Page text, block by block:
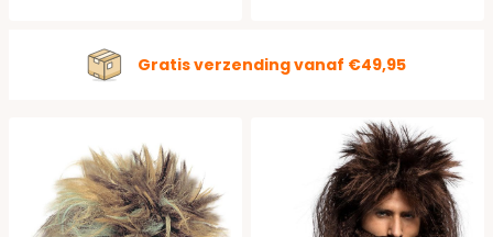
Gratis verzending vanaf €49,95